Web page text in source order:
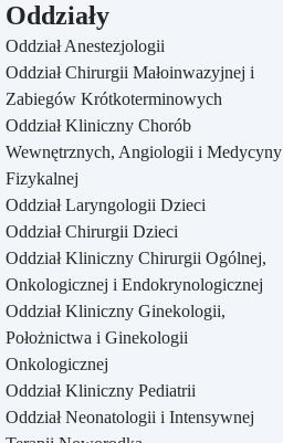
Oddziały
Oddział Anestezjologii
Oddział Chirurgii Małoinwazyjnej i
Zabiegów Krótkoterminowych
Oddział Kliniczny Chorób
Wewnętrznych, Angiologii i Medycyny
Fizykalnej
Oddział Laryngologii Dzieci
Oddział Chirurgii Dzieci
Oddział Kliniczny Chirurgii Ogólnej,
Onkologicznej i Endokrynologicznej
Oddział Kliniczny Ginekologii,
Położnictwa i Ginekologii
Onkologicznej
Oddział Kliniczny Pediatrii
Oddział Neonatologii i Intensywnej